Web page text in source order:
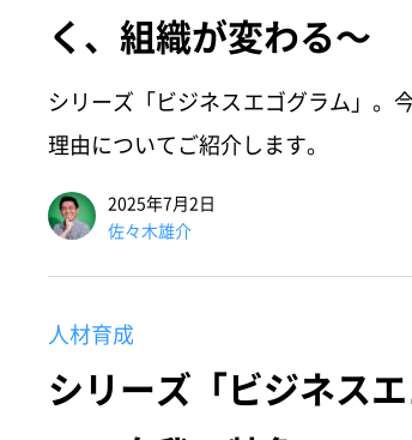
く、組織が変わる～
シリーズ「ビジネスエゴグラム」。
理由についてご紹介します。
2025年7月2日
佐々木雄介
人材育成
シリーズ「ビジネス